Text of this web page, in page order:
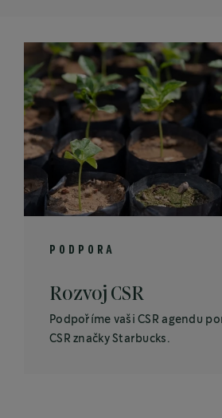
PODPORA
Rozvoj CSR
Podpoříme vaši CSR agendu
CSR značky Starbucks.